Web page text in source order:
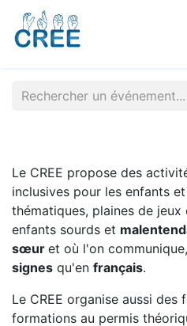
Le CREE propose des
inclusives pour les enfants
thématiques, plaines de
enfants sourds et
sœur et où l'on
signes qu'en français.
Le CREE organise aussi
formations au permis